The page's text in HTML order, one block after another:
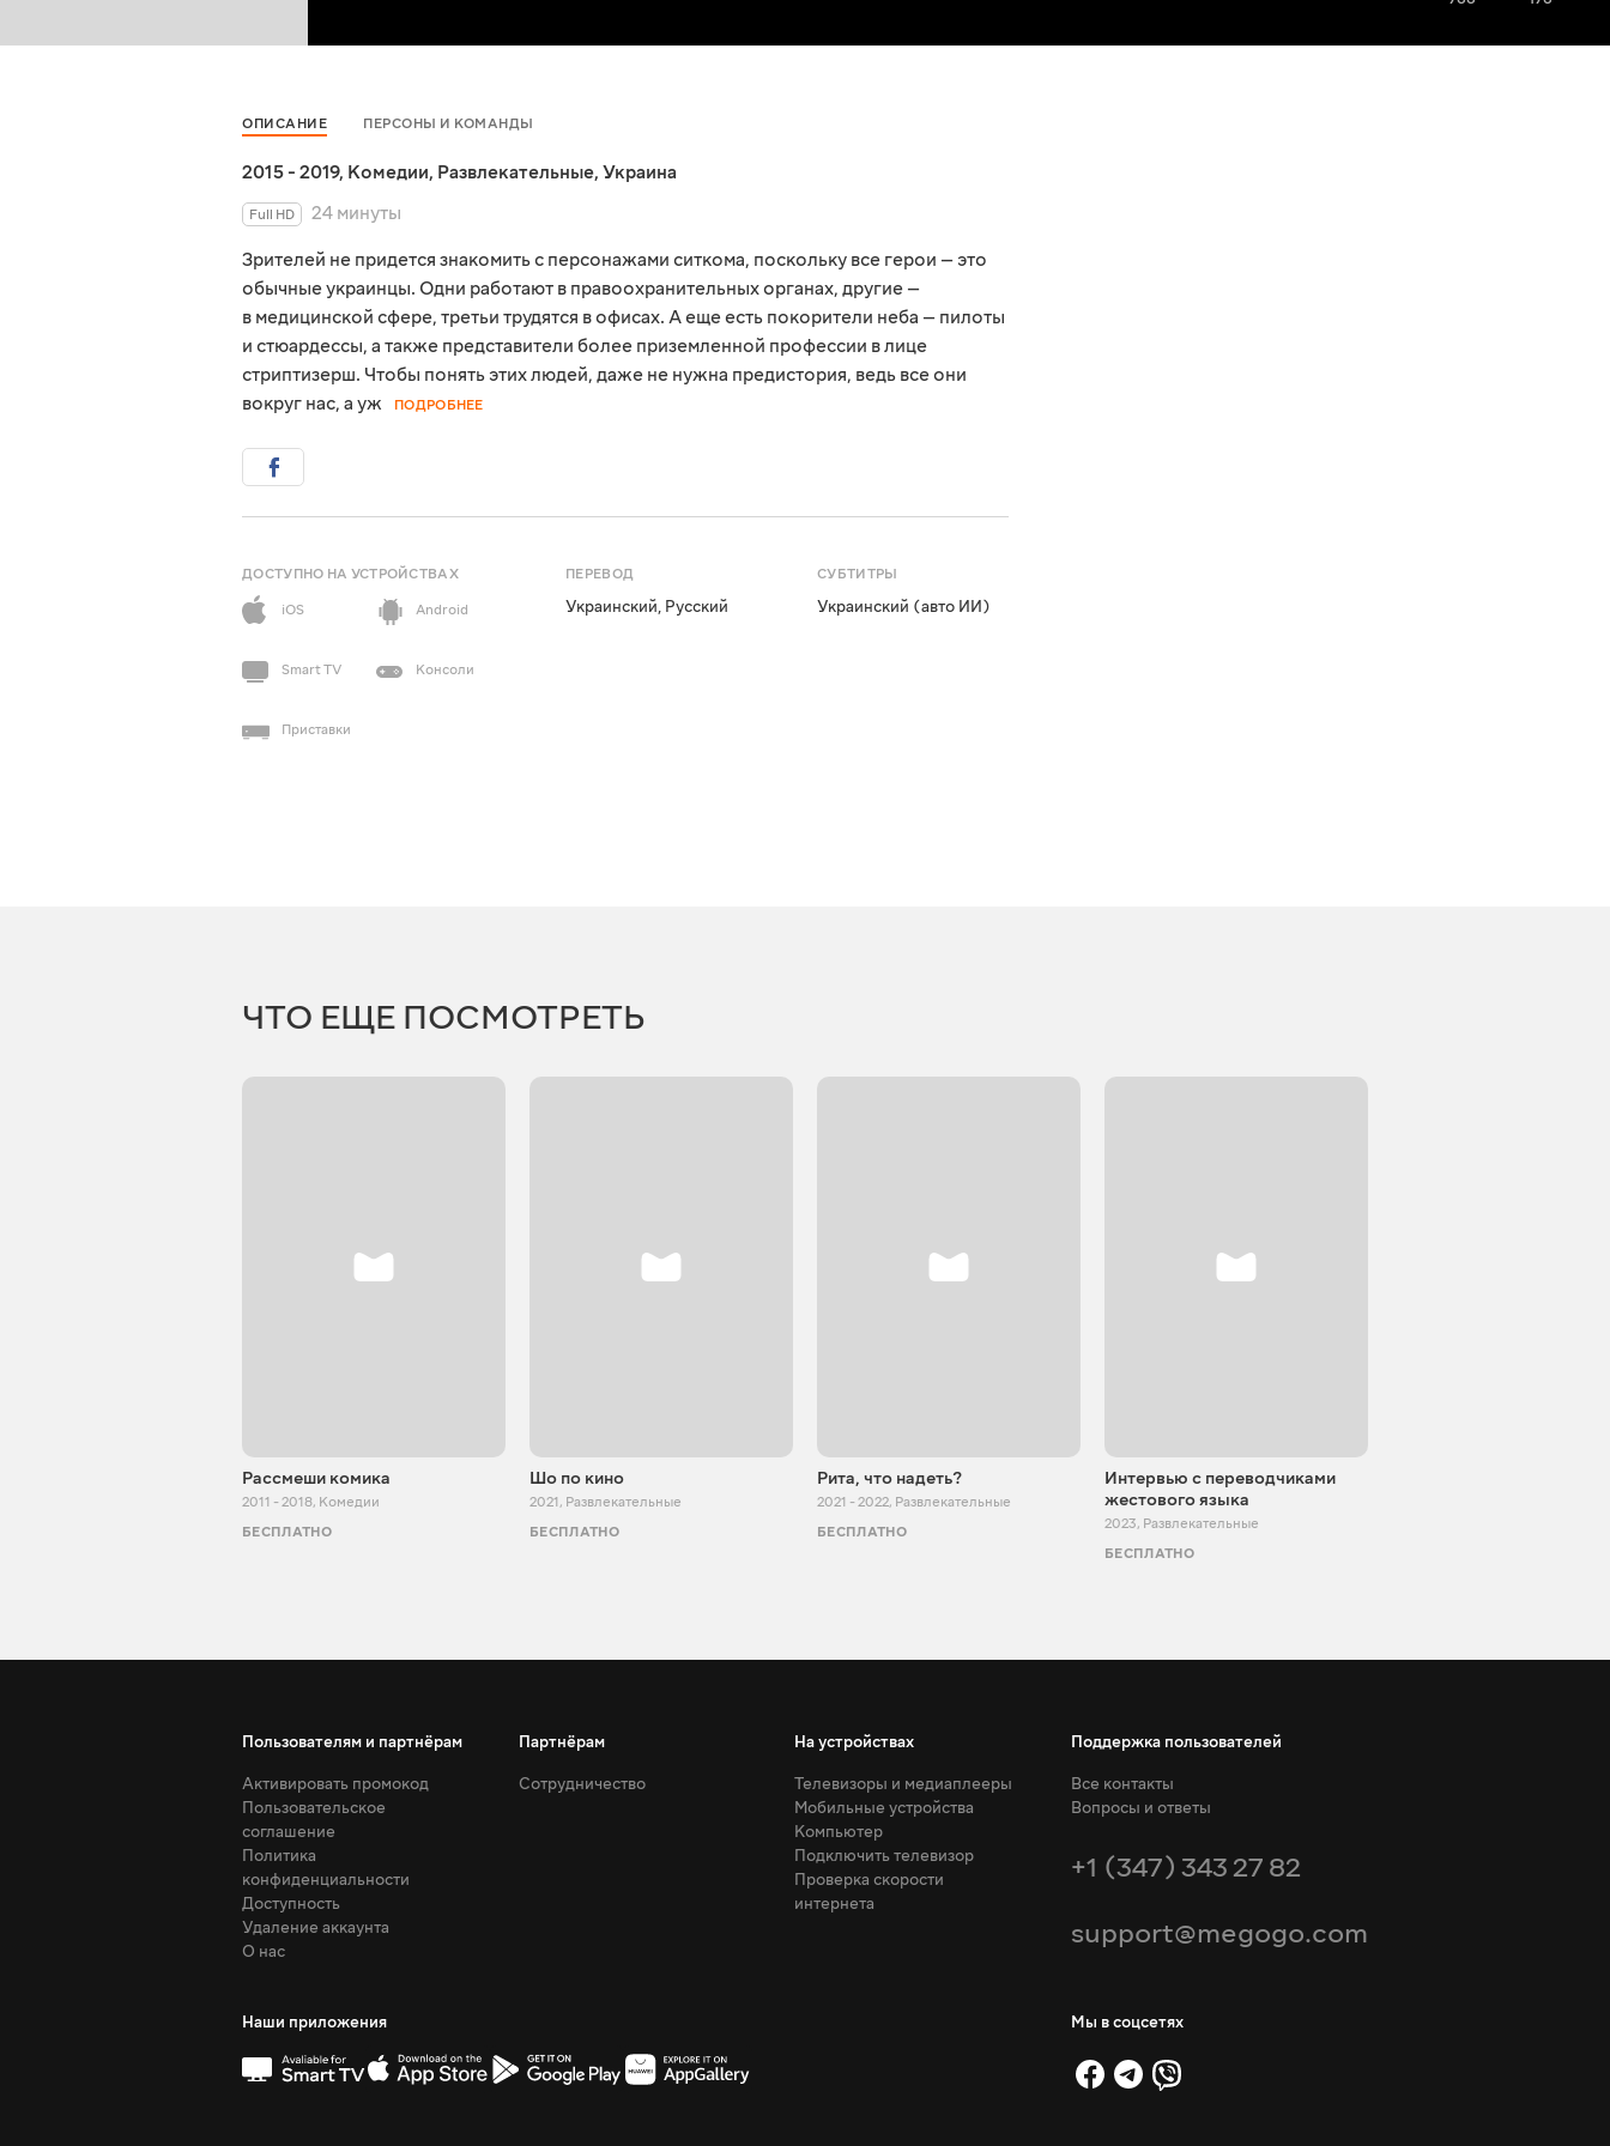
ОПИСАНИЕ ПЕРСОНЫ И КОМАНДЫ
2015 - 2019, Комедии, Развлекательные, Украина
Full HD
24 минуты
Зрителей не придется знакомить с персонажами ситкома, поскольку все герои — это
обычные украинцы. Одни работают в правоохранительных органах, другие —
в медицинской сфере, третьи трудятся в офисах. А еще есть покорители неба — пилоты
и стюардессы, а также представители более приземленной профессии в лице
стриптизерш. Чтобы понять этих людей, даже не нужна предистория, ведь все они
вокруг нас, а уж
ПОДРОБНЕЕ
ДОСТУПНО НА УСТРОЙСТВАХ
iOS
Android
Smart TV Консоли
Приставки
ПЕРЕВОД
Украинский, Русский
СУБТИТРЫ
Украинский (авто ИИ)
ЧТО ЕЩЕ ПОСМОТРЕТЬ
Рассмеши комика
2011 - 2018, Комедии
БЕСПЛАТНО
Шо по кино
2021, Развлекательные
БЕСПЛАТНО
Рита, что надеть?
2021 - 2022, Развлекательные
БЕСПЛАТНО
Интервью с переводчиками
жестового языка
2023, Развлекательные
БЕСПЛАТНО
Пользователям и партнёрам
Активировать промокод
Пользовательское
соглашение
Политика
конфиденциальности
Доступность
Удаление аккаунта
О нас
Партнёрам
Сотрудничество
На устройствах
Телевизоры и медиаплееры
Мобильные устройства
Компьютер
Подключить телевизор
Проверка скорости
интернета
Поддержка пользователей
Все контакты
Вопросы и ответы
+1 (347) 343 27 82
support@megogo.com
Наши приложения Мы в соцсетях